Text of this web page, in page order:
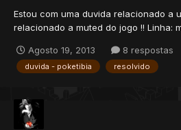
Estou com uma duvida relacionado a
relacionado a muted do jogo !! Linha:
amenta este numero ??
Agosto 19, 2013 8 respostas
duvida - poketibia resolvido